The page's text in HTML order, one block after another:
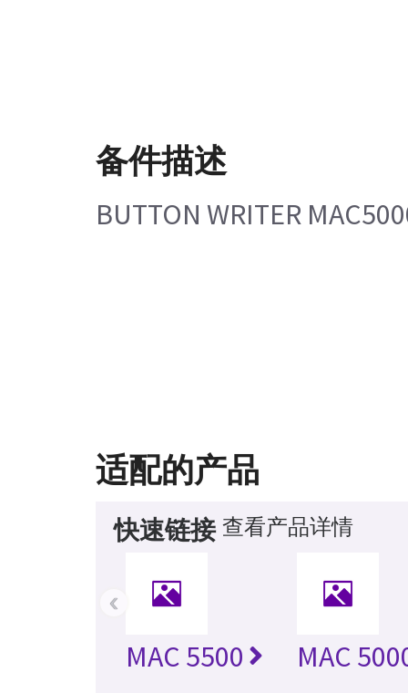
备件描述
BUTTON WRITER
适配的产品
快速链接 查看产品详情
MAC 5500 MAC
‹